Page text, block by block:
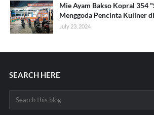
Mie Ayam Bakso Kopral 354
Menggoda Pencinta Kuliner
July 23, 2024
SEARCH HERE